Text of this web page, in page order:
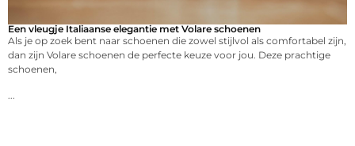
Een vleugje Italiaanse elegantie met Volare schoenen
Als je op zoek bent naar schoenen die zowel stijlvol als comfortabel zijn,
dan zijn Volare schoenen de perfecte keuze voor jou. Deze prachtige
schoenen,